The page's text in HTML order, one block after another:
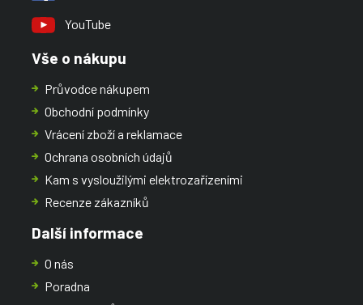
YouTube
Vše o nákupu
Průvodce nákupem
Obchodní podmínky
Vrácení zboží a reklamace
Ochrana osobních údajů
Kam s vysloužilými elektrozařízeními
Recenze zákazníků
Další informace
O nás
Poradna